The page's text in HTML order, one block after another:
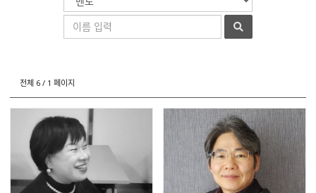
색
상
전체 6 / 1 페이지